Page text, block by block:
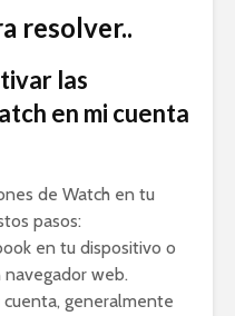
resolver..
las
en mi cuenta
de Watch en tu
pasos:
en tu dispositivo o
web.
cuenta, generalmente